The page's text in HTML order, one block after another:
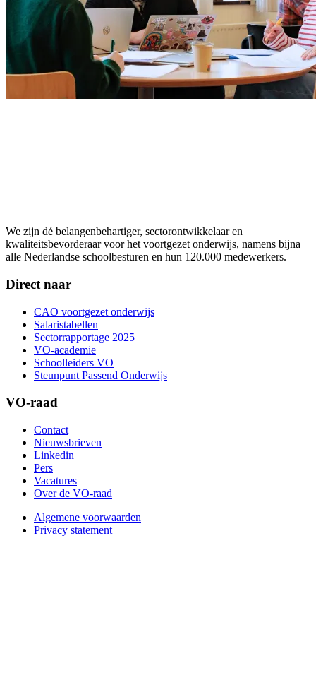
We zijn dé belangenbehartiger, sectorontwikkelaar en
kwaliteitsbevorderaar voor het voortgezet onderwijs, namens bijna
alle Nederlandse schoolbesturen en hun 120.000 medewerkers.
Direct naar
CAO voortgezet onderwijs
Salaristabellen
Sectorrapportage 2025
VO-academie
Schoolleiders VO
Steunpunt Passend Onderwijs
VO-raad
Contact
Nieuwsbrieven
Linkedin
Pers
Vacatures
Over de VO-raad
Algemene voorwaarden
Privacy statement